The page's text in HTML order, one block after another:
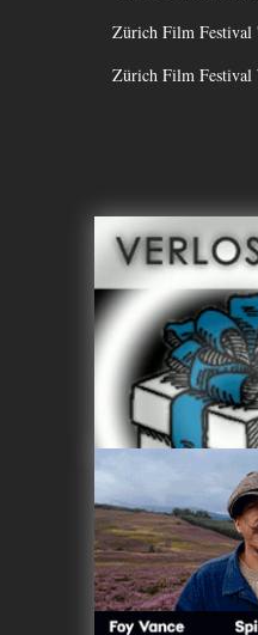
Zürich Film Festival
Zürich Film Festival